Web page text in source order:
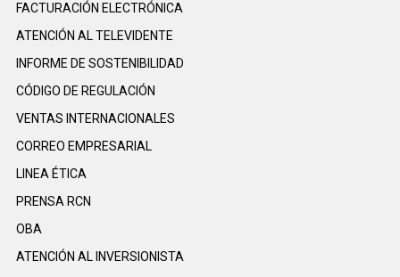
FACTURACIÓN ELECTRÓNICA
ATENCIÓN AL TELEVIDENTE
INFORME DE SOSTENIBILIDAD
CÓDIGO DE REGULACIÓN
VENTAS INTERNACIONALES
CORREO EMPRESARIAL
LINEA ÉTICA
PRENSA RCN
OBA
ATENCIÓN AL INVERSIONISTA